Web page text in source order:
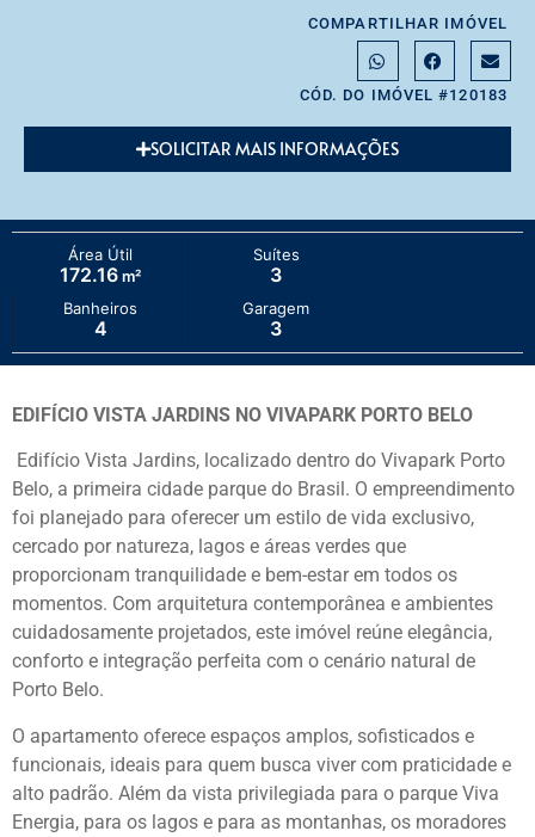
COMPARTILHAR IMÓVEL
CÓD. DO IMÓVEL #120183
SOLICITAR MAIS INFORMAÇÕES
Área Útil
172.16m²
Suítes
3
Banheiros
4
Garagem
3
EDIFÍCIO VISTA JARDINS NO VIVAPARK PORTO BELO
Edifício Vista Jardins, localizado dentro do Vivapark Porto
Belo, a primeira cidade parque do Brasil. O empreendimento
foi planejado para oferecer um estilo de vida exclusivo,
cercado por natureza, lagos e áreas verdes que
proporcionam tranquilidade e bem-estar em todos os
momentos. Com arquitetura contemporânea e ambientes
cuidadosamente projetados, este imóvel reúne elegância,
conforto e integração perfeita com o cenário natural de
Porto Belo.
O apartamento oferece espaços amplos, sofisticados e
funcionais, ideais para quem busca viver com praticidade e
alto padrão. Além da vista privilegiada para o parque Viva
Energia, para os lagos e para as montanhas, os moradores